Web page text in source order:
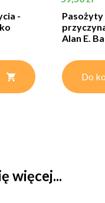
-
Alan E.
Do
więcej...